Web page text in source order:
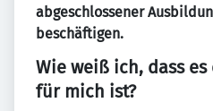
abgeschlossener
beschäftigen.
Wie weiß ich, dass
für mich ist?